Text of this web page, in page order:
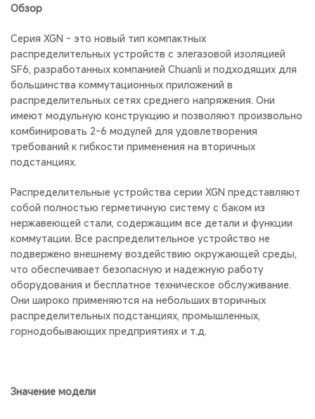
Обзор
Серия XGN - это новый тип компактных
распределительных устройств с элегазовой изоляцией
SF6, разработанных компанией Chuanli и подходящих для
большинства коммутационных приложений в
распределительных сетях среднего напряжения. Они
имеют модульную конструкцию и позволяют произвольно
комбинировать 2-6 модулей для удовлетворения
требований к гибкости применения на вторичных
подстанциях.
Распределительные устройства серии XGN представляют
собой полностью герметичную систему с баком из
нержавеющей стали, содержащим все детали и функции
коммутации. Все распределительное устройство не
подвержено внешнему воздействию окружающей среды,
что обеспечивает безопасную и надежную работу
оборудования и бесплатное техническое обслуживание.
Они широко применяются на небольших вторичных
распределительных подстанциях, промышленных,
горнодобывающих предприятиях и т.д.
Значение модели